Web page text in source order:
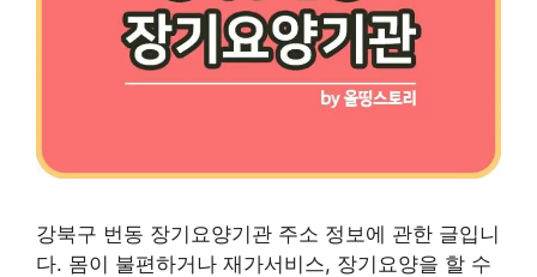
강북구 번동 장기요양기관 주소 정보에 관한 글입니
다. 몸이 불편하거나 재가서비스, 장기요양을 할 수